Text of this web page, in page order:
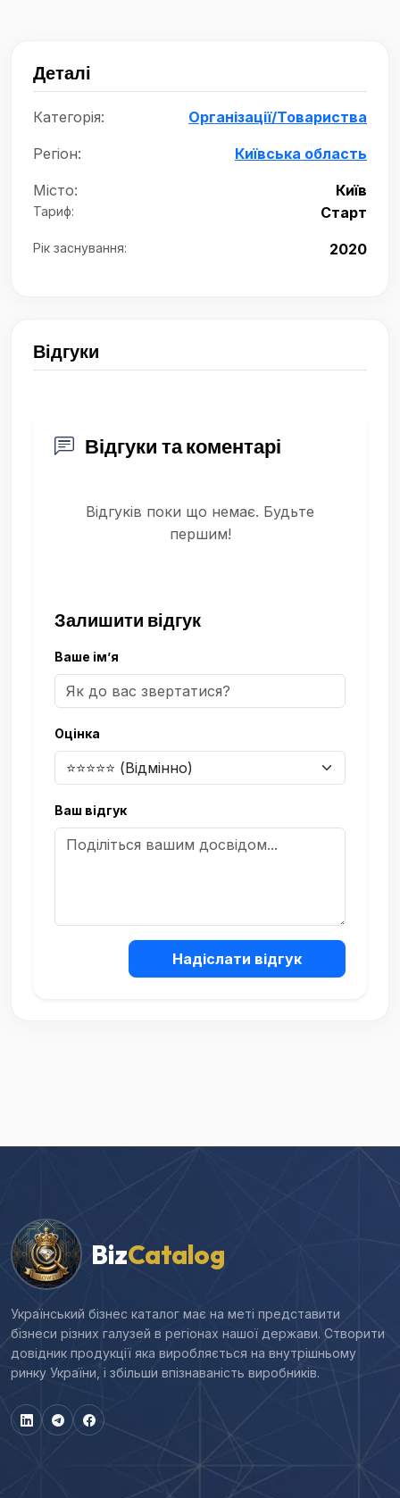
Деталі
Категорія: Організації/Товариства
Регіон: Київська область
Місто: Київ
Тариф: Старт
Рік заснування: 2020
Відгуки
Відгуки та коментарі
Відгуків поки що немає. Будьте
першим!
Залишити відгук
Ваше ім’я
Оцінка
Ваш відгук
Надіслати відгук
BizCatalog
Український бізнес каталог має на меті представити
бізнеси різних галузей в регіонах нашої держави. Створити
довідник продукції яка виробляється на внутрішньому
ринку України, і збільши впізнаваність виробників.